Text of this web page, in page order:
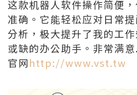
这款机器人软件操作简便
准确。它能轻松应对日常
分析，极大提升了我的工
或缺的办公助手。非常满
官网http://www.vst.tw